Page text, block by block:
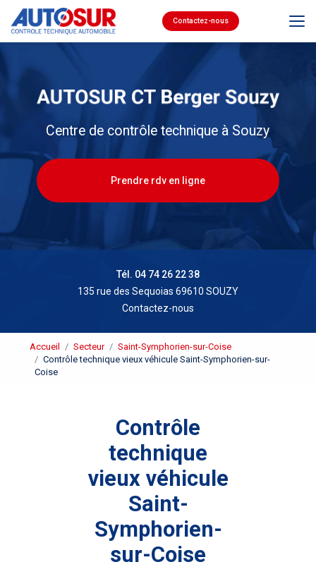
contenu
Contactez-nous
Centre de contrôle technique à Souzy
Prendre rdv en ligne
Tél. 04 74 26 22 38
135 rue des Sequoias 69610 SOUZY
Contactez-nous
Accueil Secteur
Saint-Symphorien-sur-Coise
Contrôle technique vieux véhicule Saint-Symphorien-sur-
Coise
Contrôle
technique
vieux véhicule
Saint-
Symphorien-
sur-Coise